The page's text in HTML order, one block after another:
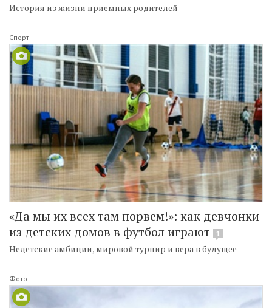
История из жизни приемных родителей
Спорт
«Да мы их всех там порвем!»: как девчонки
из детских домов в футбол играют
1
Недетские амбиции, мировой турнир и вера в будущее
Фото